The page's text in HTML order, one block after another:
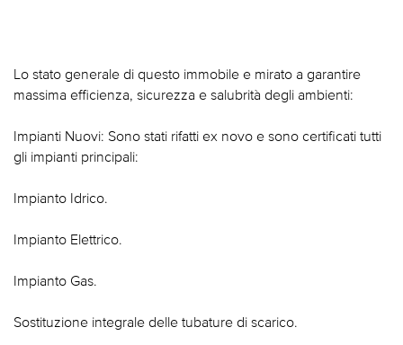
Lo stato generale di questo immobile e mirato a garantire
massima efficienza, sicurezza e salubrità degli ambienti:
Impianti Nuovi: Sono stati rifatti ex novo e sono certificati tutti
gli impianti principali:
Impianto Idrico.
Impianto Elettrico.
Impianto Gas.
Sostituzione integrale delle tubature di scarico.